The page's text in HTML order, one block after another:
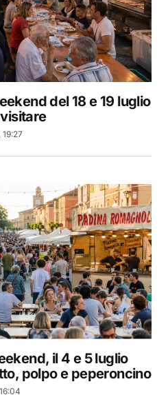
del 18 e 19 luglio
19:27
il 4 e 5 luglio
polpo e peperoncino